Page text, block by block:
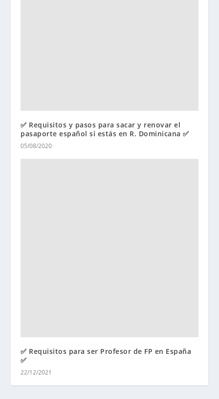
✅ Requisitos y pasos para sacar y renovar el
pasaporte español si estás en R. Dominicana ✅
05/08/2020
✅ Requisitos para ser Profesor de FP en España
✅
22/12/2021